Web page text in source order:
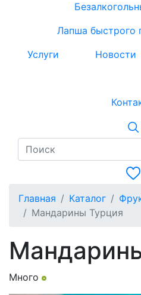
Лапша быстрого
Услуги
Новости
Главная Каталог
Мандарины Турция
Много